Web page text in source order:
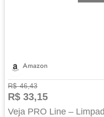
Amazon
R$ 46,43
R$ 33,15
Veja PRO Line –